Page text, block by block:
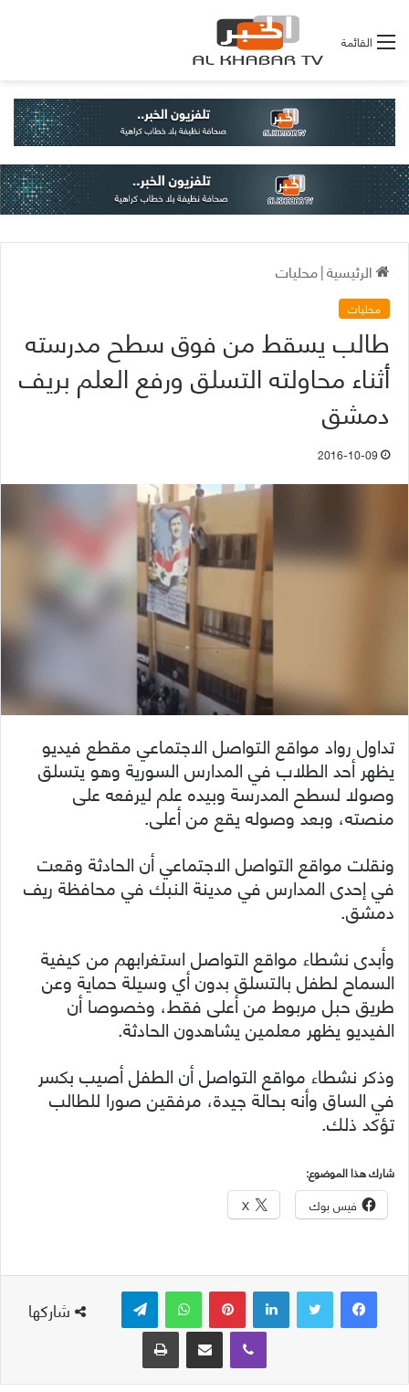
القائمة
الرئيسية|محليات
محليات
طالب يسقط من فوق سطح مدرسته
أثناء محاولته التسلق ورفع العلم بريف
دمشق
2016-10-09
تداول رواد مواقع التواصل الاجتماعي مقطع فيديو
يظهر أحد الطلاب في المدارس السورية وهو يتسلق
وصولا لسطح المدرسة وبيده علم ليرفعه على
منصته، وبعد وصوله يقع من أعلى.
ونقلت مواقع التواصل الاجتماعي أن الحادثة وقعت
في إحدى المدارس في مدينة النبك في محافظة ريف
دمشق.
وأبدى نشطاء مواقع التواصل استغرابهم من كيفية
السماح لطفل بالتسلق بدون أي وسيلة حماية وعن
طريق حبل مربوط من أعلى فقط، وخصوصا أن
الفيديو يظهر معلمين يشاهدون الحادثة.
وذكر نشطاء مواقع التواصل أن الطفل أصيب بكسر
في الساق وأنه بحالة جيدة، مرفقين صورا للطالب
تؤكد ذلك.
شارك هذا الموضوع:
فيس بوك X
شاركها
لينكدإن بينتيريست واتساب
ڤايبر
مشاركة عبر البريد طباعة